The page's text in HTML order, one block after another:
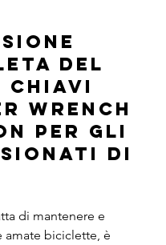
del
chiavi
Wrench
per gli
di
di mantenere e
amate biciclette, è